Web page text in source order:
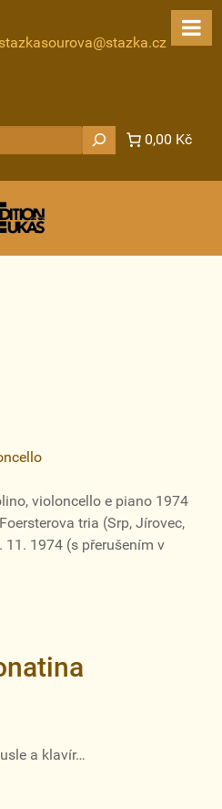
stazkasourova@stazka.cz
0,00 Kč
violoncello e piano 1974
tria (Srp, Jírovec,
11. 1974 (s přerušením v
a klavír…